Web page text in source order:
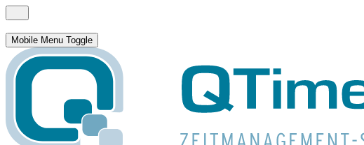
Mobile Menu Toggle